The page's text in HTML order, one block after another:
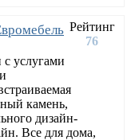
Рейтинг
76
услугами
камень,
дизайн-
Все для дома,